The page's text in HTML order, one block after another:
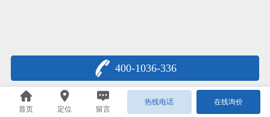
400-1036-336
首页 定位 留言
热线电话 在线询价